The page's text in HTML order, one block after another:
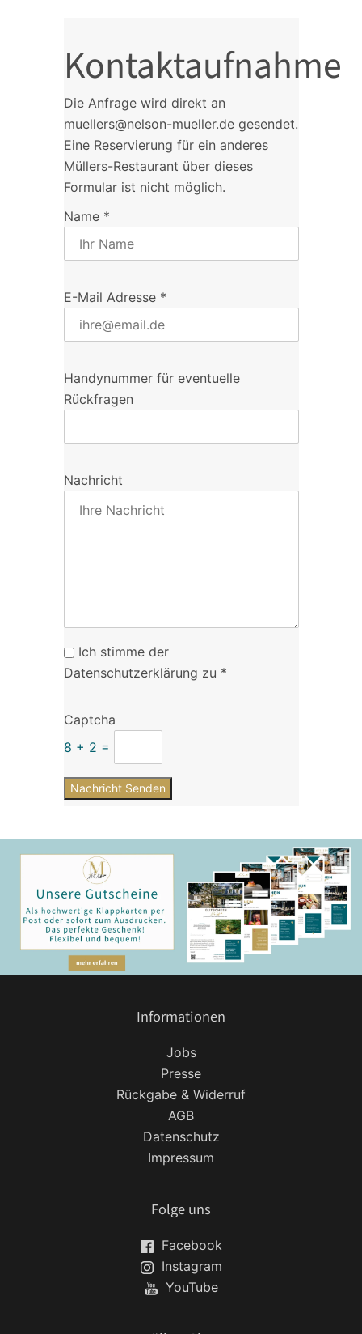
Kontaktaufnahme
Die Anfrage wird direkt an
muellers@nelson-mueller.de gesendet.
Eine Reservierung für ein anderes
Müllers-Restaurant über dieses
Formular ist nicht möglich.
Name *
E-Mail Adresse *
Handynummer für eventuelle
Rückfragen
Nachricht
Ich stimme der
Datenschutzerklärung zu *
Captcha
8 + 2 =
Nachricht Senden
Informationen
Jobs
Presse
Rückgabe & Widerruf
AGB
Datenschutz
Impressum
Folge uns
Facebook
Instagram
YouTube